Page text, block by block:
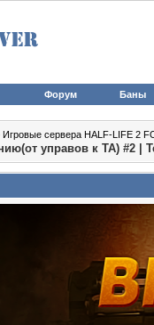
Форум Баны
Игровые сервера HALF-LIFE 2
управов к ТА) #2 |